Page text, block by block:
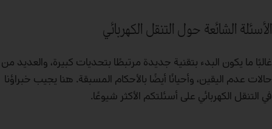
الأسئلة الشائعة حول التنقل الكهربائي
غالبًا ما يكون البدء بتقنية جديدة مرتبطًا بتحديات كبيرة، والعديد من
حالات عدم اليقين، وأحيانًا أيضًا بالأحكام المسبقة. هنا يجيب خبراؤنا
في التنقل الكهربائي على أسئلتكم الأكثر شيوعًا.